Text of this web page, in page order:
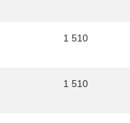
1 510
1 510